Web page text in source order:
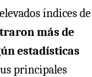
índices de
más de
estadísticas
principales